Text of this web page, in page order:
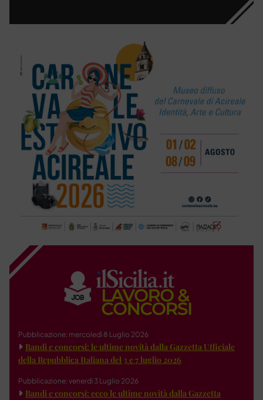
Pubblicazione: mercoledì 8 Luglio 2026
Bandi e concorsi: le ultime novità dalla Gazzetta Ufficiale
della Repubblica Italiana del 3 e 7 luglio 2026
Pubblicazione: venerdì 3 Luglio 2026
Bandi e concorsi: ecco le ultime novità dalla Gazzetta